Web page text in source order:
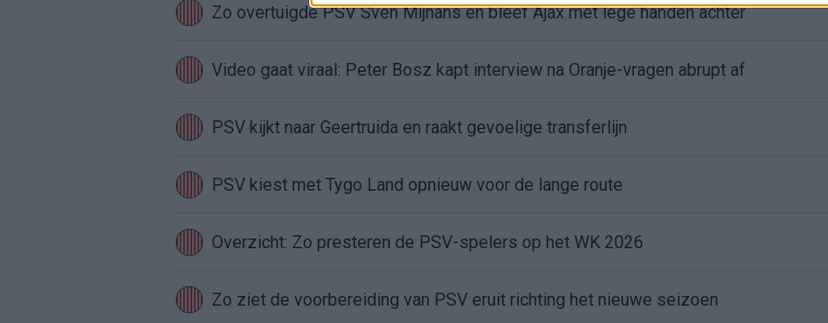
Zo overtuigde PSV Sven Mijnans en bleef Ajax met lege handen achter
Video gaat viraal: Peter Bosz kapt interview na Oranje-vragen abrupt af
PSV kijkt naar Geertruida en raakt gevoelige transferlijn
PSV kiest met Tygo Land opnieuw voor de lange route
Overzicht: Zo presteren de PSV-spelers op het WK 2026
Zo ziet de voorbereiding van PSV eruit richting het nieuwe seizoen